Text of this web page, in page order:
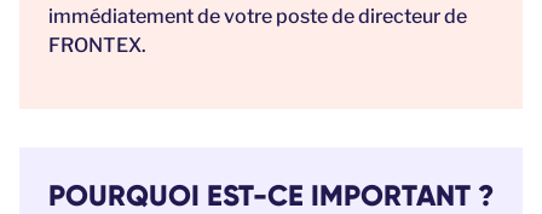
immédiatement de votre poste de directeur de
FRONTEX.
POURQUOI EST-CE IMPORTANT ?